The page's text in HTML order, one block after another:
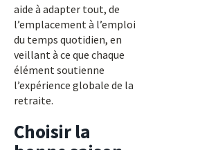
aide à adapter tout, de
l’emplacement à l’emploi
du temps quotidien, en
veillant à ce que chaque
élément soutienne
l’expérience globale de la
retraite.
Choisir la